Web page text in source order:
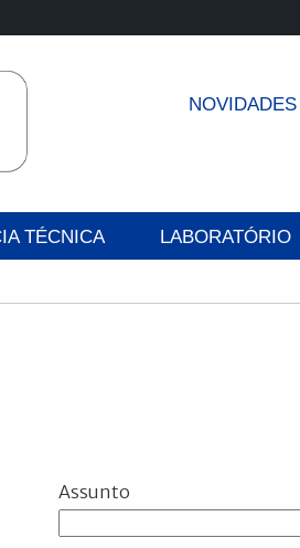
NOVIDADES
TÉCNICA LABORATÓRIO
Assunto